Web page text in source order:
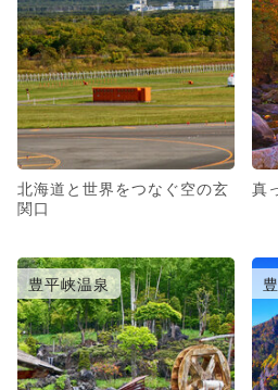
北海道と世界をつなぐ空の玄
関口
真
豊平峡温泉